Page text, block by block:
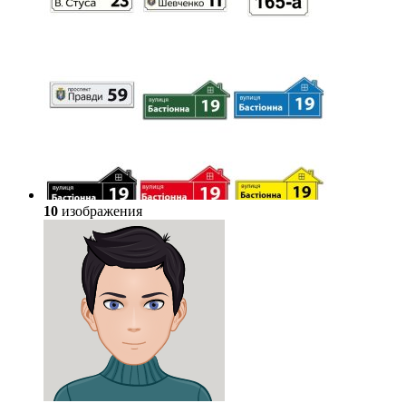
10 изображения